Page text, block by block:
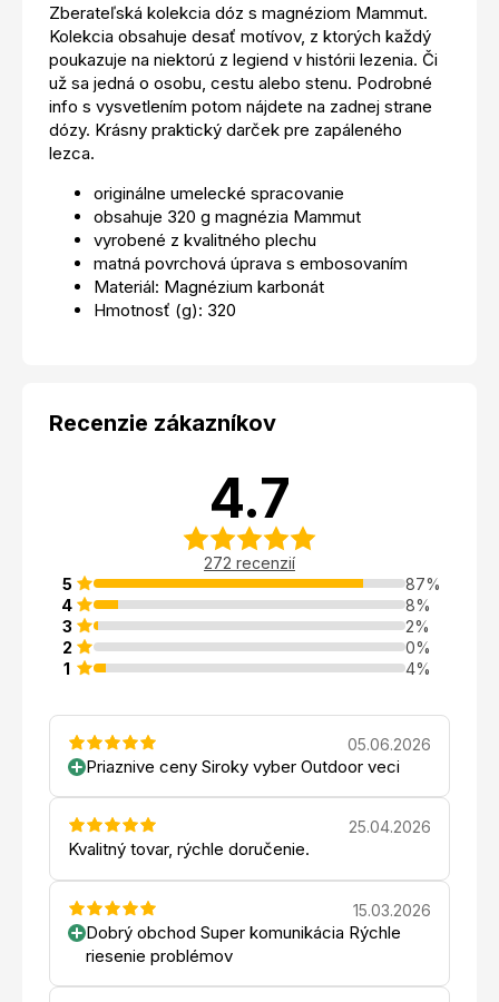
Zberateľská kolekcia dóz s magnéziom Mammut.
Kolekcia obsahuje desať motívov, z ktorých každý
poukazuje na niektorú z legiend v histórii lezenia. Či
už sa jedná o osobu, cestu alebo stenu. Podrobné
info s vysvetlením potom nájdete na zadnej strane
dózy. Krásny praktický darček pre zapáleného
lezca.
originálne umelecké spracovanie
obsahuje 320 g magnézia Mammut
vyrobené z kvalitného plechu
matná povrchová úprava s embosovaním
Materiál: Magnézium karbonát
Hmotnosť (g): 320
Recenzie zákazníkov
4.7
272 recenzií
5
87%
4
8%
3
2%
2
0%
1
4%
05.06.2026
Priaznive ceny Siroky vyber Outdoor veci
25.04.2026
Kvalitný tovar, rýchle doručenie.
15.03.2026
Dobrý obchod Super komunikácia Rýchle
riesenie problémov